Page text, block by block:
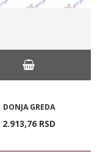
DONJA GREDA
2.913,76 RSD